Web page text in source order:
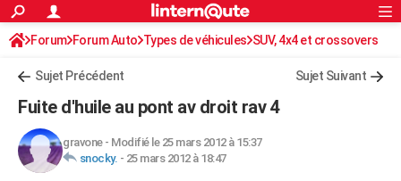
ACTUALITÉS
Politique
Société
Faits Divers
Education
Monde
Villes
+
FINANCE
Retraite
Impôts
Epargne
Immobilier
Risques naturels par ville
Banque
Assurance
Crédit
AUTO
Rechercher
S'inscrire
Connexion
Forum Forum Auto Types de véhicules SUV, 4x4 et crossovers
Sujet Précédent Sujet Suivant
Fuite d'huile au pont av droit rav 4
gravone- Modifié le 25 mars 2012 à 15:37
snocky. - 25 mars 2012 à 18:47